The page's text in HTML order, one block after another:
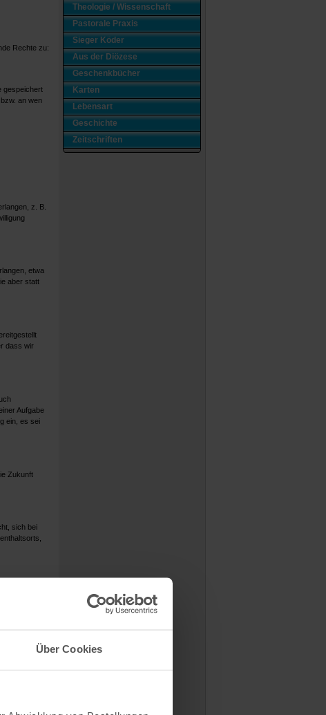
Über Cookies
Rechte zu:
gespeichert
an wen
z. B.
etwa
aber statt
dass wir
Aufgabe
ein, es sei
Zukunft
sich bei
Theologie / Wissenschaft
Pastorale Praxis
Sieger Köder
Aus der Diözese
Geschenkbücher
Karten
Lebensart
Geschichte
Zeitschriften